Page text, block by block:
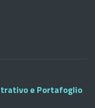
e Portafoglio